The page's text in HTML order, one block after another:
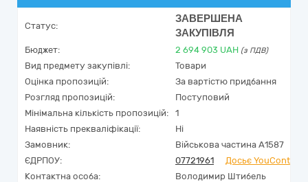
Статус:
ЗАВЕРШЕНА
ЗАКУПІВЛЯ
Бюджет: 2 694 903 UAH (з ПДВ)
Вид предмету закупівлі:
Товари
Оцінка пропозицій:
За вартістю придбання
Розгляд пропозицій:
Поступовий
Мінімальна кількість пропозицій:
1
Наявність прекваліфікації:
Ні
Замовник:
Військова частина А1587
ЄДРПОУ:
07721961
Досьє YouControl
Контактна особа:
Володимир Штибель